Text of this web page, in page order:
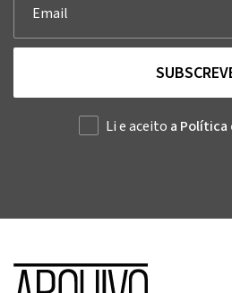
Li e aceito a Política